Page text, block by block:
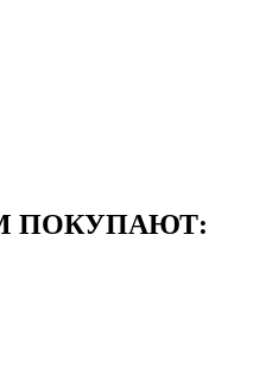
ПОКУПАЮТ: